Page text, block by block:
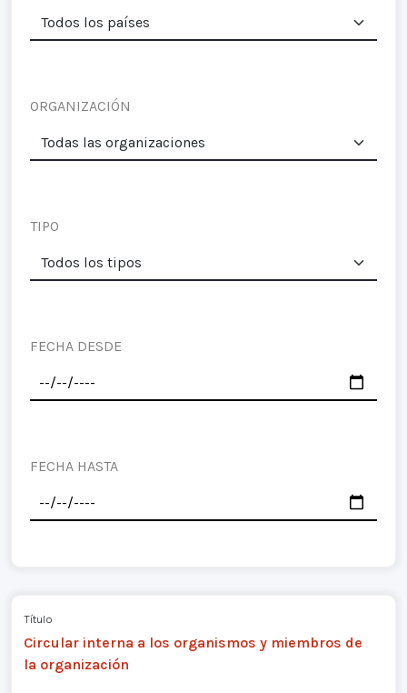
ORGANIZACIÓN
TIPO
FECHA DESDE
FECHA HASTA
Título
Circular interna a los organismos y miembros de
la organización